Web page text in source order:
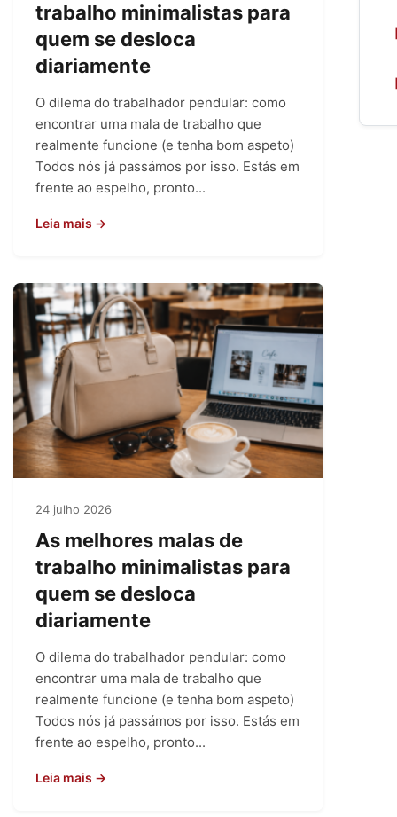
trabalho minimalistas para
quem se desloca
diariamente
O dilema do trabalhador pendular: como
encontrar uma mala de trabalho que
realmente funcione (e tenha bom aspeto)
Todos nós já passámos por isso. Estás em
frente ao espelho, pronto...
Leia mais →
24 julho 2026
As melhores malas de
trabalho minimalistas para
quem se desloca
diariamente
O dilema do trabalhador pendular: como
encontrar uma mala de trabalho que
realmente funcione (e tenha bom aspeto)
Todos nós já passámos por isso. Estás em
frente ao espelho, pronto...
Leia mais →